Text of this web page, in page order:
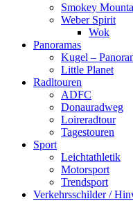
Smokey
Weber Spirit
Wok
Panoramas
Kugel –
Little Planet
Radltouren
ADFC
Donauradweg
Loireradtour
Tagestouren
Sport
Leichtathletik
Motorsport
Trendsport
Verkehrsschilder /